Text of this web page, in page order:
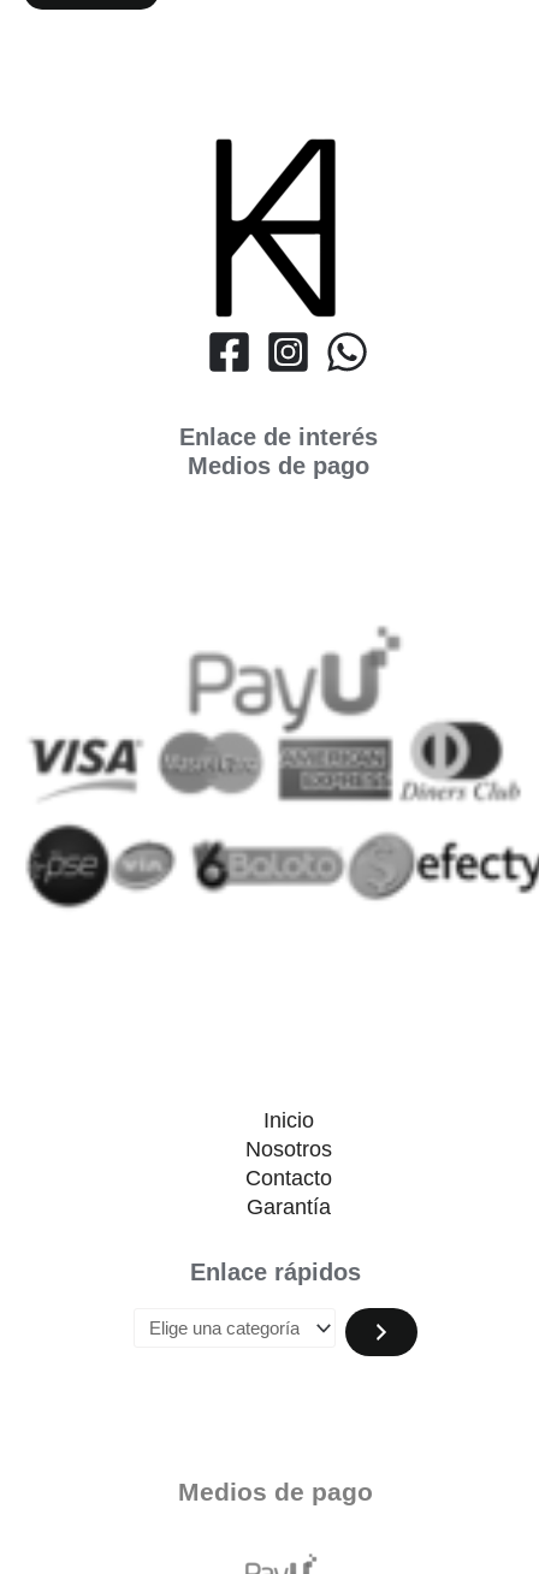
Enlace de interés
Medios de pago
Inicio
Nosotros
Contacto
Garantía
Enlace rápidos
Medios de pago